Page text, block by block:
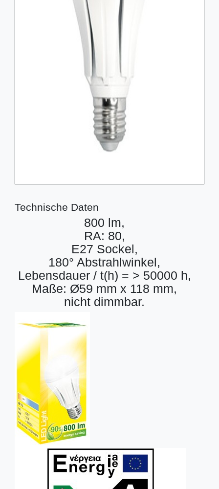
Technische Daten
800 lm,
RA: 80,
E27 Sockel,
180° Abstrahlwinkel,
Lebensdauer / t(h) = > 50000 h,
Maße: Ø59 mm x 118 mm,
nicht dimmbar.